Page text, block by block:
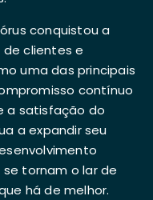
conquistou a
clientes e
uma das principais
contínuo
a satisfação do
a expandir seu
tornam o lar de
há de melhor.